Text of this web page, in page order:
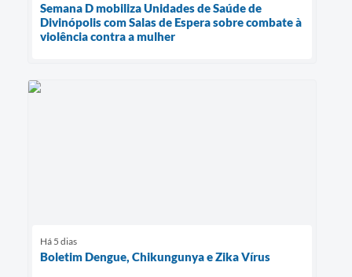
Semana D mobiliza Unidades de Saúde de
Divinópolis com Salas de Espera sobre combate à
violência contra a mulher
Há 5 dias
Boletim Dengue, Chikungunya e Zika Vírus